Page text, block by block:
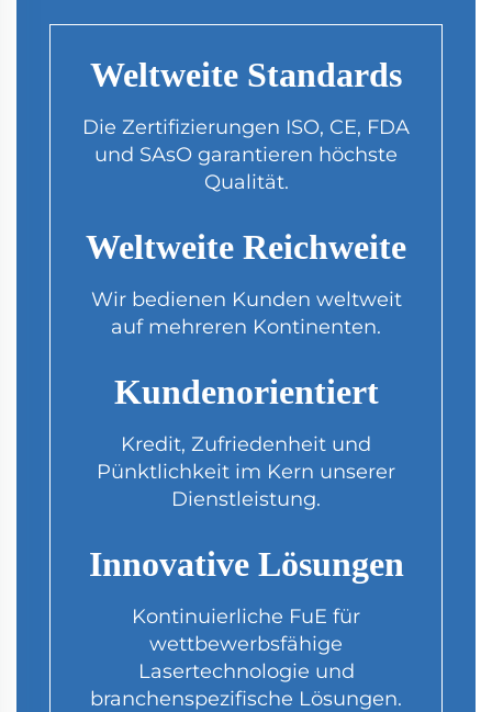
Weltweite Standards
Die Zertifizierungen ISO, CE, FDA
und SAsO garantieren höchste
Qualität.
Weltweite Reichweite
Wir bedienen Kunden weltweit
auf mehreren Kontinenten.
Kundenorientiert
Kredit, Zufriedenheit und
Pünktlichkeit im Kern unserer
Dienstleistung.
Innovative Lösungen
Kontinuierliche FuE für
wettbewerbsfähige
Lasertechnologie und
branchenspezifische Lösungen.